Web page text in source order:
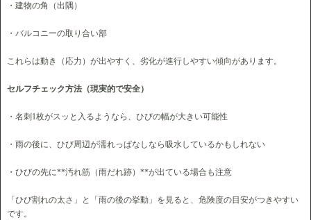
・建物の角（出隅）
・バルコニーの取り合い部
これらは動き（応力）が出やすく、劣化が進行しやすい傾向があります。
セルフチェック方法（現実的で安全）
・名刺1枚がスッと入るようなら、ひびの幅が大きい可能性
・雨の後に、ひび周辺が濡れっぱなしなら吸水しているかもしれない
・ひびの先に**汚れ筋（雨だれ跡）**が出ている場合も注意
「ひび割れの太さ」と「雨の後の挙動」を見ると、危険度の目安がつきやすい
です。